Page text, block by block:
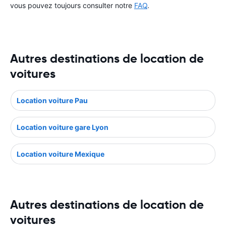
vous pouvez toujours consulter notre FAQ.
Autres destinations de location de
voitures
Location voiture Pau
Location voiture gare Lyon
Location voiture Mexique
Autres destinations de location de
voitures